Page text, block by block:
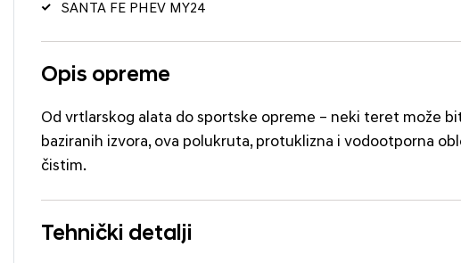
SANTA FE PHEV MY24
Opis opreme
Od vrtlarskog alata do sportske opreme – neki teret može
baziranih izvora, ova polukruta, protuklizna i vodootporna
čistim.
Tehnički detalji